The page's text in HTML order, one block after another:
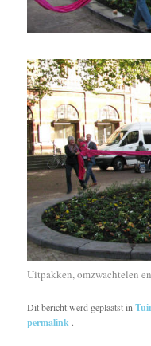
Uitpakken, omzwachtelen
Dit bericht werd geplaatst in
permalink .